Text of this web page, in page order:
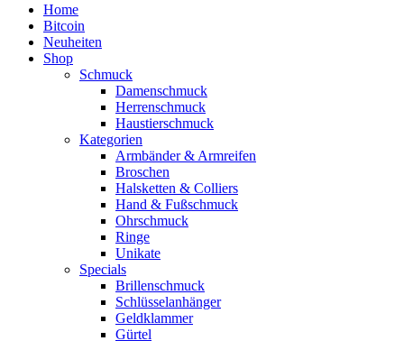
Home
Bitcoin
Neuheiten
Shop
Schmuck
Damenschmuck
Herrenschmuck
Haustierschmuck
Kategorien
Armbänder & Armreifen
Broschen
Halsketten & Colliers
Hand & Fußschmuck
Ohrschmuck
Ringe
Unikate
Specials
Brillenschmuck
Schlüsselanhänger
Geldklammer
Gürtel